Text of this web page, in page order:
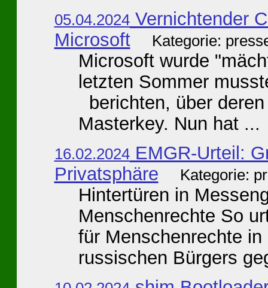
05.04.2024Vernichtender
Microsoft
Kategorie:
Microsoft wurde
letzten Sommer
berichten, über
Masterkey. Nun hat ...
16.02.2024EMGR-Urteil:
Privatsphäre
Kategorie:
Hintertüren in
Menschenrechte So
für Menschenrechte
russischen Bürgers